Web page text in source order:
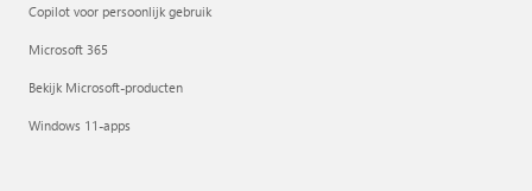
Copilot voor persoonlijk gebruik
Microsoft 365
Bekijk Microsoft-producten
Windows 11-apps